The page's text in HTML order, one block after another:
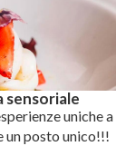
sensoriale
uniche a
un posto unico!!!